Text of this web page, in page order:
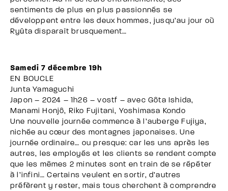
sentiments de plus en plus passionnés se
développent entre les deux hommes, jusqu’au jour où
Ryūta disparaît brusquement…
Samedi 7 décembre 19h
EN BOUCLE
Junta Yamaguchi
Japon – 2024 – 1h26 – vostf – avec Gôta Ishida,
Manami Honjô, Riko Fujitani, Yoshimasa Kondo
Une nouvelle journée commence à l’auberge Fujiya,
nichée au cœur des montagnes japonaises. Une
journée ordinaire… ou presque: car les uns après les
autres, les employés et les clients se rendent compte
que les mêmes 2 minutes sont en train de se répéter
à l’infini… Certains veulent en sortir, d’autres
préfèrent y rester, mais tous cherchent à comprendre